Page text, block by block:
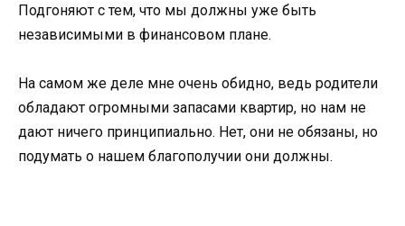
Подгоняют с тем, что мы должны уже быть
независимыми в финансовом плане.
На самом же деле мне очень обидно, ведь родители
обладают огромными запасами квартир, но нам не
дают ничего принципиально. Нет, они не обязаны, но
подумать о нашем благополучии они должны.